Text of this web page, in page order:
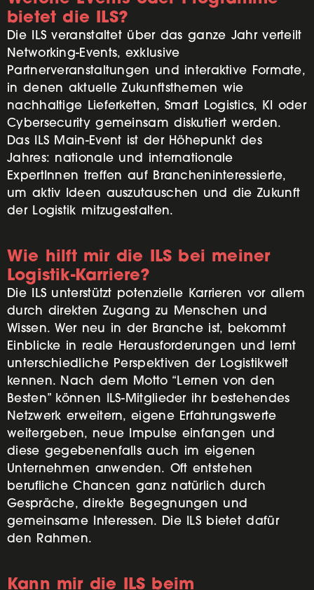
bietet die ILS?
Die ILS veranstaltet über das ganze Jahr verteilt
Networking-Events, exklusive
Partnerveranstaltungen und interaktive Formate,
in denen aktuelle Zukunftsthemen wie
nachhaltige Lieferketten, Smart Logistics, KI oder
Cybersecurity gemeinsam diskutiert werden.
Das ILS Main-Event ist der Höhepunkt des
Jahres: nationale und internationale
ExpertInnen treffen auf Brancheninteressierte,
um aktiv Ideen auszutauschen und die Zukunft
der Logistik mitzugestalten.
Wie hilft mir die ILS bei meiner
Logistik-Karriere?
Die ILS unterstützt potenzielle Karrieren vor allem
durch direkten Zugang zu Menschen und
Wissen. Wer neu in der Branche ist, bekommt
Einblicke in reale Herausforderungen und lernt
unterschiedliche Perspektiven der Logistikwelt
kennen. Nach dem Motto “Lernen von den
Besten” können ILS-Mitglieder ihr bestehendes
Netzwerk erweitern, eigene Erfahrungswerte
weitergeben, neue Impulse einfangen und
diese gegebenenfalls auch im eigenen
Unternehmen anwenden. Oft entstehen
berufliche Chancen ganz natürlich durch
Gespräche, direkte Begegnungen und
gemeinsame Interessen. Die ILS bietet dafür
den Rahmen.
Kann mir die ILS beim